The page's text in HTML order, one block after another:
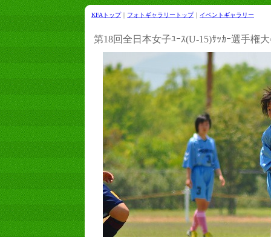
KFAトップ｜ フォトギャラリートップ｜ イベントギャラリー
第18回全日本女子ﾕｰｽ(U-15)ｻｯｶｰ選手権